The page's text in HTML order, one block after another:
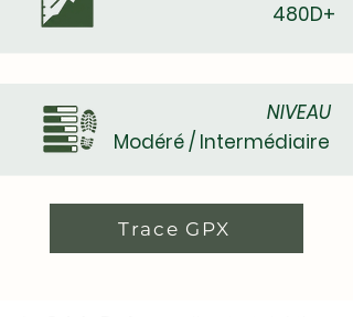
480D+
NIVEAU
Modéré / Intermédiaire
Trace GPX